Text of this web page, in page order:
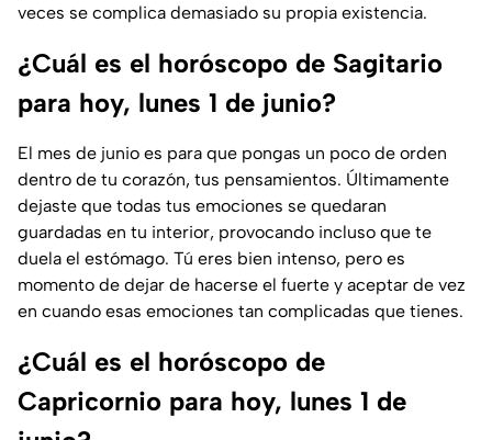
veces se complica demasiado su propia existencia.
¿Cuál es el horóscopo de Sagitario
para hoy, lunes 1 de junio?
El mes de junio es para que pongas un poco de orden
dentro de tu corazón, tus pensamientos. Últimamente
dejaste que todas tus emociones se quedaran
guardadas en tu interior, provocando incluso que te
duela el estómago. Tú eres bien intenso, pero es
momento de dejar de hacerse el fuerte y aceptar de vez
en cuando esas emociones tan complicadas que tienes.
¿Cuál es el horóscopo de
Capricornio para hoy, lunes 1 de